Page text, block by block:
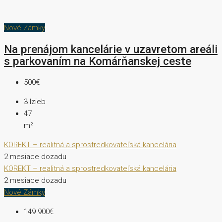
Nové Zámky
Na prenájom kancelárie v uzavretom areáli
s parkovaním na Komárňanskej ceste
500€
3 Izieb
47
m²
KOREKT – realitná a sprostredkovateľská kancelária
2 mesiace dozadu
KOREKT – realitná a sprostredkovateľská kancelária
2 mesiace dozadu
Nové Zámky
149 900€